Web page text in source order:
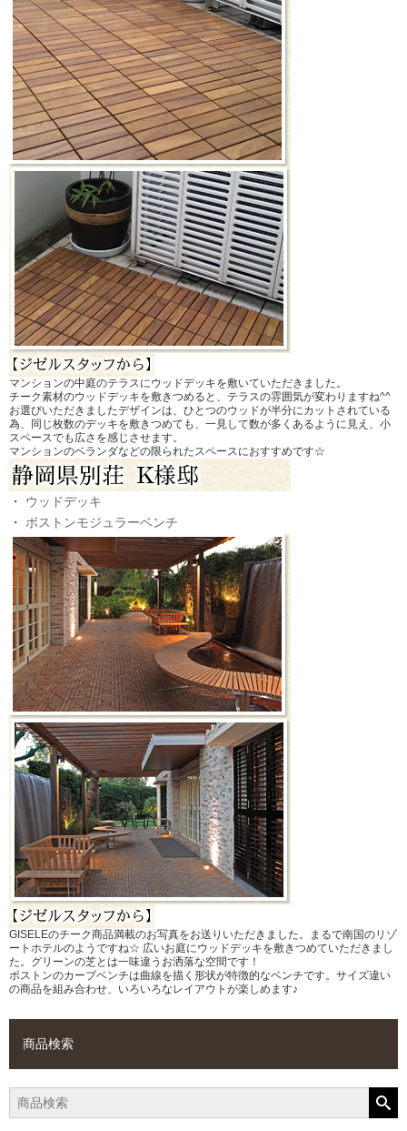
マンションの中庭のテラスにウッドデッキを敷いていただきました。
チーク素材のウッドデッキを敷きつめると、テラスの雰囲気が変わりますね^^
お選びいただきましたデザインは、ひとつのウッドが半分にカットされている
為、同じ枚数のデッキを敷きつめても、一見して数が多くあるように見え、小
スペースでも広さを感じさせます。
マンションのベランダなどの限られたスペースにおすすめです☆
・ ウッドデッキ
・ ボストンモジュラーベンチ
GISELEのチーク商品満載のお写真をお送りいただきました。まるで南国のリゾ
ートホテルのようですね☆ 広いお庭にウッドデッキを敷きつめていただきまし
た。グリーンの芝とは一味違うお洒落な空間です！
ボストンのカーブベンチは曲線を描く形状が特徴的なベンチです。サイズ違い
の商品を組み合わせ、いろいろなレイアウトが楽しめます♪
商品検索